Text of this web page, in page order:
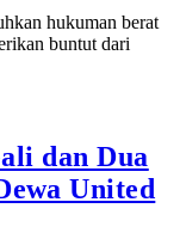
hukuman berat
buntut dari
dan Dua
United